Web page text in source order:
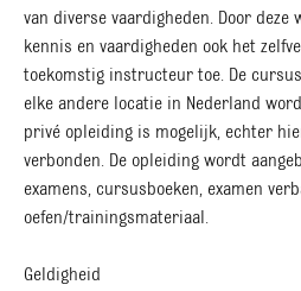
van diverse vaardigheden. Door deze
kennis en vaardigheden ook het
toekomstig instructeur toe. De
elke andere locatie in Nederland
privé opleiding is mogelijk, echter
verbonden. De opleiding wordt
examens, cursusboeken, examen
oefen/trainingsmateriaal.
Geldigheid